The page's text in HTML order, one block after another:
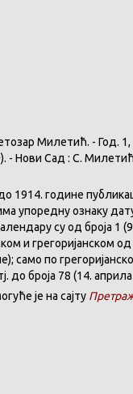
Милетић. - Год. 1,
- Нови Сад : С.
1914. године
упореднуознаку
су од броја 1
и грегоријанском
само по
до броја 78 (14.
је на сајту